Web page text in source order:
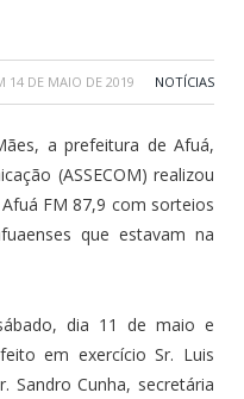
14 DE MAIO DE 2019 NOTÍCIAS
a prefeitura de Afuá,
(ASSECOM) realizou
FM 87,9 com sorteios
que estavam na
dia 11 de maio e
em exercício Sr. Luis
Sandro Cunha, secretária